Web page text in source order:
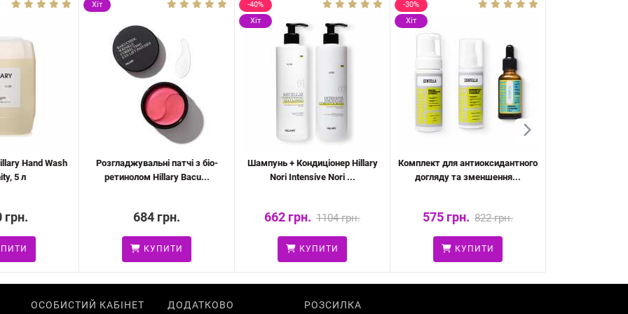
Hand Wash
5 л
грн.
Хіт
Розгладжувальні патчі з біо-
ретинолом Hillary Bacu...
684 грн.
КУПИТИ
-40%
Хіт
Шампунь + Кондиціонер Hillary
Nori Intensive Nori ...
662 грн. 1104 грн.
КУПИТИ
-30%
Хіт
Комплект для антиоксидантного
догляду та зменшення...
575 грн. 822 грн.
КУПИТИ
ОСОБИСТИЙ КАБІНЕТ ДОДАТКОВО РОЗСИЛКА